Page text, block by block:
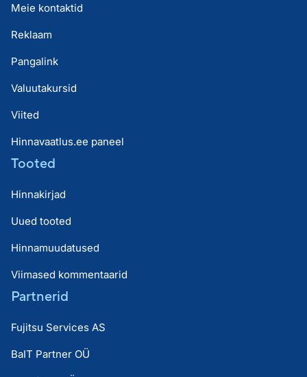
Meie kontaktid
Reklaam
Pangalink
Valuutakursid
Viited
Hinnavaatlus.ee paneel
Tooted
Hinnakirjad
Uued tooted
Hinnamuudatused
Viimased kommentaarid
Partnerid
Fujitsu Services AS
BaIT Partner OÜ